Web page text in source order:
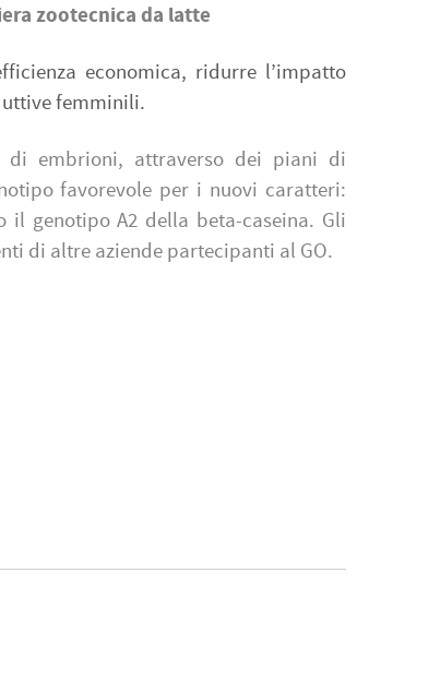
zootecnica da latte
economica, ridurre l’impatto
femminili.
di embrioni, attraverso dei piani di
favorevole per i nuovi caratteri:
genotipo A2 della beta-caseina. Gli
di altre aziende partecipanti al GO.